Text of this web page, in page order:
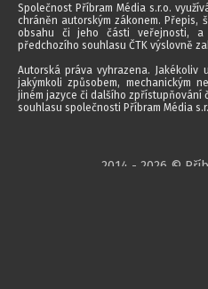
Společnost Příbram Média s.r.o.
chráněn autorským zákonem.
obsahu či jeho části veřejnosti, a
předchozího souhlasu ČTK výslovně
Autorská práva vyhrazena.
jakýmkoli způsobem, mechanickým
jiném jazyce či dalšího zpřístupňování
souhlasu společnosti Příbram Média
2014 - 2026 ©